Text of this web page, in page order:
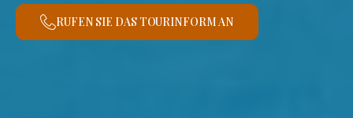
RUFEN SIE DAS TOURINFORM AN